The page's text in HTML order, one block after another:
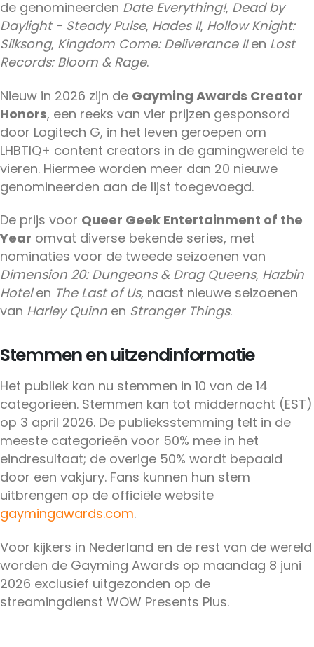
de genomineerden Date Everything!, Dead by
Daylight - Steady Pulse, Hades II, Hollow Knight:
Silksong, Kingdom Come: Deliverance IIen Lost
Records: Bloom & Rage.
Nieuw in 2026 zijn de Gayming Awards Creator
Honors, een reeks van vier prijzen gesponsord
door Logitech G, in het leven geroepen om
LHBTIQ+ content creators in de gamingwereld te
vieren. Hiermee worden meer dan 20 nieuwe
genomineerden aan de lijst toegevoegd.
De prijs voor Queer Geek Entertainment of the
Year omvat diverse bekende series, met
nominaties voor de tweede seizoenen van
Dimension 20: Dungeons & Drag Queens, Hazbin
Hotelen The Last of Us, naast nieuwe seizoenen
van Harley Quinn en Stranger Things.
Stemmen en uitzendinformatie
Het publiek kan nu stemmen in 10 van de 14
categorieën. Stemmen kan tot middernacht (EST)
op 3 april 2026. De publieksstemming telt in de
meeste categorieën voor 50% mee in het
eindresultaat; de overige 50% wordt bepaald
door een vakjury. Fans kunnen hun stem
uitbrengen op de officiële website
gaymingawards.com.
Voor kijkers in Nederland en de rest van de wereld
worden de Gayming Awards op maandag 8 juni
2026 exclusief uitgezonden op de
streamingdienst WOW Presents Plus.